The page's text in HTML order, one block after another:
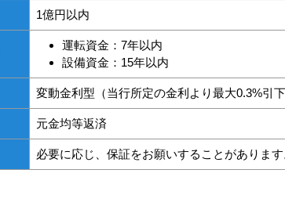
1億円以内
運転資金：7年以内
設備資金：15年以内
変動金利型（当行所定の金利より最大0.3%引下
元金均等返済
必要に応じ、保証をお願いすることがあります